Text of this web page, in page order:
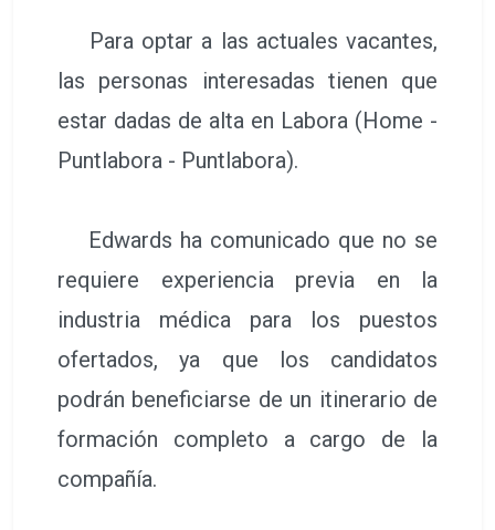
Para optar a las actuales vacantes,
las personas interesadas tienen que
estar dadas de alta en Labora (Home -
Puntlabora - Puntlabora).
Edwards ha comunicado que no se
requiere experiencia previa en la
industria médica para los puestos
ofertados, ya que los candidatos
podrán beneficiarse de un itinerario de
formación completo a cargo de la
compañía.